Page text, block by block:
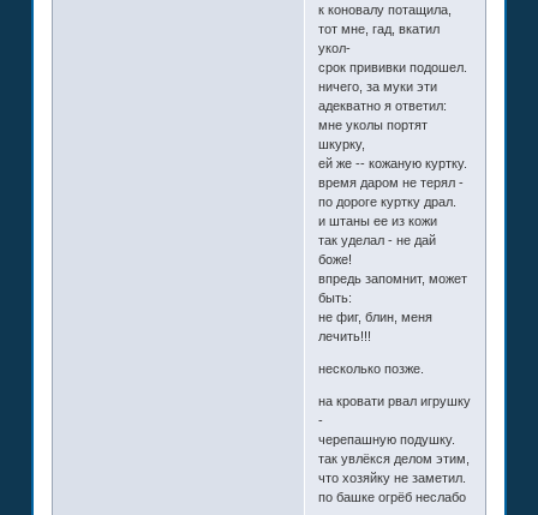
к коновалу потащила,
тот мне, гад, вкатил
укол-
срок прививки подошел.
ничего, за муки эти
адекватно я ответил:
мне уколы портят
шкурку,
ей же -- кожаную куртку.
время даром не терял -
по дороге куртку драл.
и штаны ее из кожи
так уделал - не дай
боже!
впредь запомнит, может
быть:
не фиг, блин, меня
лечить!!!
несколько позже.
на кровати рвал игрушку
-
черепашную подушку.
так увлёкся делом этим,
что хозяйку не заметил.
по башке огрёб неслабо